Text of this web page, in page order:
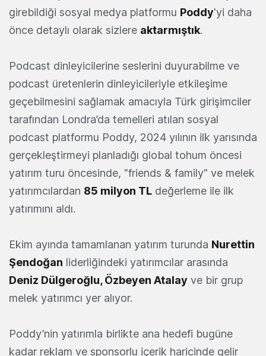
girebildiği sosyal medya platformu Poddy'yi daha
önce detaylı olarak sizlere aktarmıştık.
Podcast dinleyicilerine seslerini duyurabilme ve
podcast üretenlerin dinleyicileriyle etkileşime
geçebilmesini sağlamak amacıyla Türk girişimciler
tarafından Londra’da temelleri atılan sosyal
podcast platformu Poddy, 2024 yılının ilk yarısında
gerçekleştirmeyi planladığı global tohum öncesi
yatırım turu öncesinde, "friends & family" ve melek
yatırımcılardan 85 milyon TL değerleme ile ilk
yatırımını aldı.
Ekim ayında tamamlanan yatırım turunda Nurettin
Şendoğan liderliğindeki yatırımcılar arasında
Deniz Dülgeroğlu, Özbeyen Atalay ve bir grup
melek yatırımcı yer alıyor.
Poddy’nin yatırımla birlikte ana hedefi bugüne
kadar reklam ve sponsorlu içerik haricinde gelir